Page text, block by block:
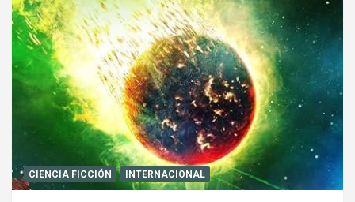
CIENCIA FICCIÓN INTERNACIONAL